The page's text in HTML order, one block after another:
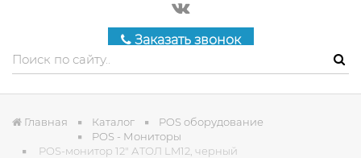
Заказать звонок
Главная Каталог
POS оборудование
POS - Мониторы
POS-монитор 12" АТОЛ LM12, черный